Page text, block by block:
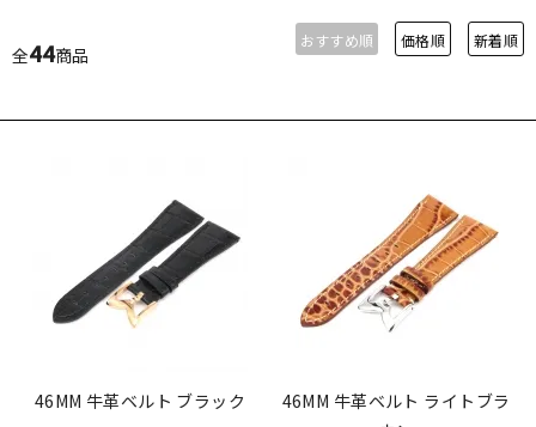
全44商品
おすすめ順 価格順 新着順
46MM 牛革ベルト ブラック
46MM 牛革ベルト ライトブラ